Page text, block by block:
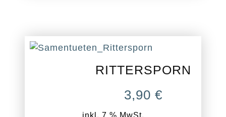
RITTERSPORN
3,90€
inkl. 7 % MwSt.